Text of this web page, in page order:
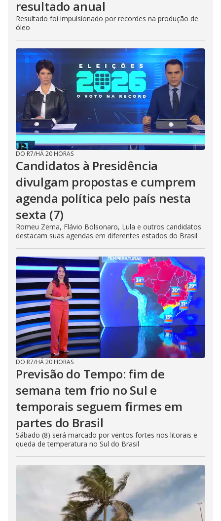
resultado anual
Resultado foi impulsionado por recordes na produção de
óleo
DO R7/HÁ 20 HORAS
Candidatos à Presidência
divulgam propostas e cumprem
agenda política pelo país nesta
sexta (7)
Romeu Zema, Flávio Bolsonaro, Lula e outros candidatos
destacam suas agendas em diferentes estados do Brasil
DO R7/HÁ 20 HORAS
Previsão do Tempo: fim de
semana tem frio no Sul e
temporais seguem firmes em
partes do Brasil
Sábado (8) será marcado por ventos fortes nos litorais e
queda de temperatura no Sul do Brasil